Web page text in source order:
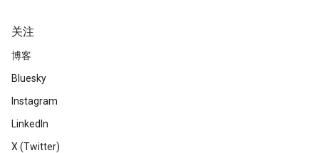
关注
博客
Bluesky
Instagram
LinkedIn
X (Twitter)